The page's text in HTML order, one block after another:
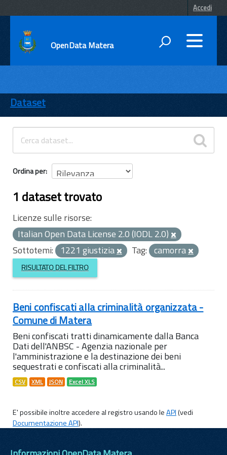
Accedi
OpenData Matera
ENTI
TEMI
INFORMAZIONI
Dataset
Ordina per
1 dataset trovato
Licenze sulle risorse:
Italian Open Data License 2.0 (IODL 2.0)
Sottotemi:
1221 giustizia Tag: camorra
RISULTATO DEL FILTRO
Beni confiscati alla criminalità organizzata -
Comune di Matera
Beni confiscati tratti dinamicamente dalla Banca
Dati dell'ANBSC - Agenzia nazionale per
l'amministrazione e la destinazione dei beni
sequestrati e confiscati alla criminalità...
CSV XML JSON Excel XLS
E' possibile inoltre accedere al registro usando leAPI(vedi
Documentazione API).